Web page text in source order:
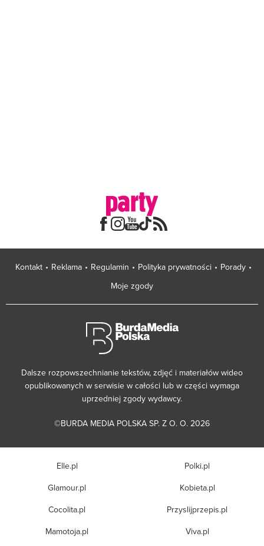
Kontakt Reklama Regulamin Polityka prywatności
Porady
Moje zgody
Dalsze rozpowszechnianie tekstów, zdjęć i materiałów wideo
opublikowanych w serwisie w całości lub w części wymaga
uprzedniej zgody wydawcy.
©BURDA MEDIA POLSKA SP. Z O. O. 2026
Elle.pl
Glamour.pl
Cocolita.pl
Mamotoja.pl
Polki.pl
Kobieta.pl
Przyslijprzepis.pl
Viva.pl